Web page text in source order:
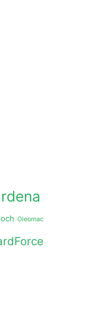
Oleomac